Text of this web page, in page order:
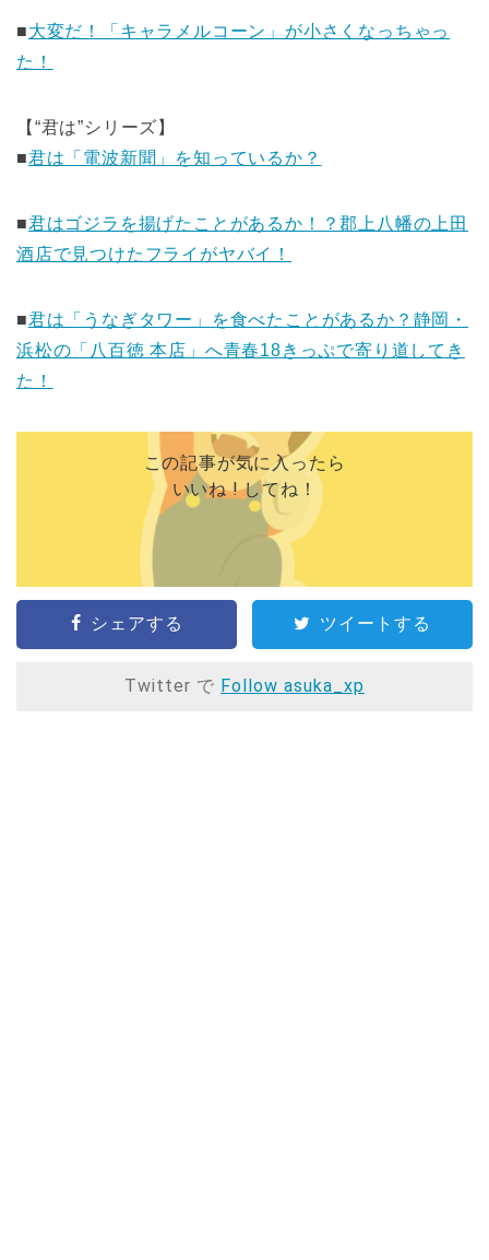
■大変だ！「キャラメルコーン」が小さくなっちゃっ
た！
【“君は”シリーズ】
■君は「電波新聞」を知っているか？
■君はゴジラを揚げたことがあるか！？郡上八幡の上田
酒店で見つけたフライがヤバイ！
■君は「うなぎタワー」を食べたことがあるか？静岡・
浜松の「八百徳 本店」へ青春18きっぷで寄り道してき
た！
この記事が気に入ったら
いいね ! してね！
シェアする ツイートする
Twitter で Follow asuka_xp